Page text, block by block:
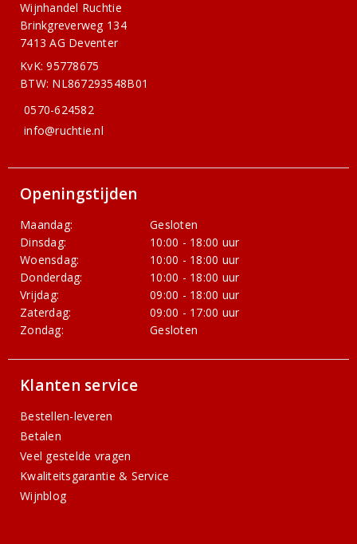
Wijnhandel Ruchtie
Brinkgreverweg 134
7413 AG Deventer
KvK: 95778675
BTW: NL867293548B01
0570-624582
info@ruchtie.nl
Openingstijden
Maandag:
Gesloten
Dinsdag:
10:00 - 18:00 uur
Woensdag:
10:00 - 18:00 uur
Donderdag:
10:00 - 18:00 uur
Vrijdag:
09:00 - 18:00 uur
Zaterdag:
09:00 - 17:00 uur
Zondag:
Gesloten
Klanten service
Bestellen-leveren
Betalen
Veel gestelde vragen
Kwaliteitsgarantie & Service
Wijnblog